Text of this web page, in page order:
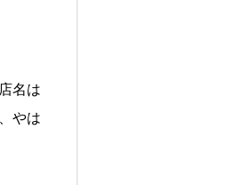
名は
やは